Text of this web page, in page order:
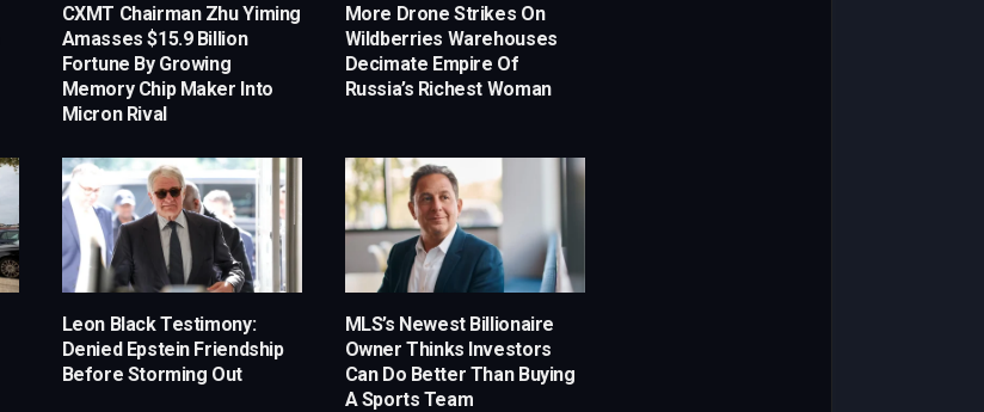
CXMT Chairman Zhu Yiming
Amasses $15.9 Billion
Fortune By Growing
Memory Chip Maker Into
Micron Rival
More Drone Strikes On
Wildberries Warehouses
Decimate Empire Of
Russia’s Richest Woman
Leon Black Testimony:
Denied Epstein Friendship
Before Storming Out
MLS’s Newest Billionaire
Owner Thinks Investors
Can Do Better Than Buying
A Sports Team